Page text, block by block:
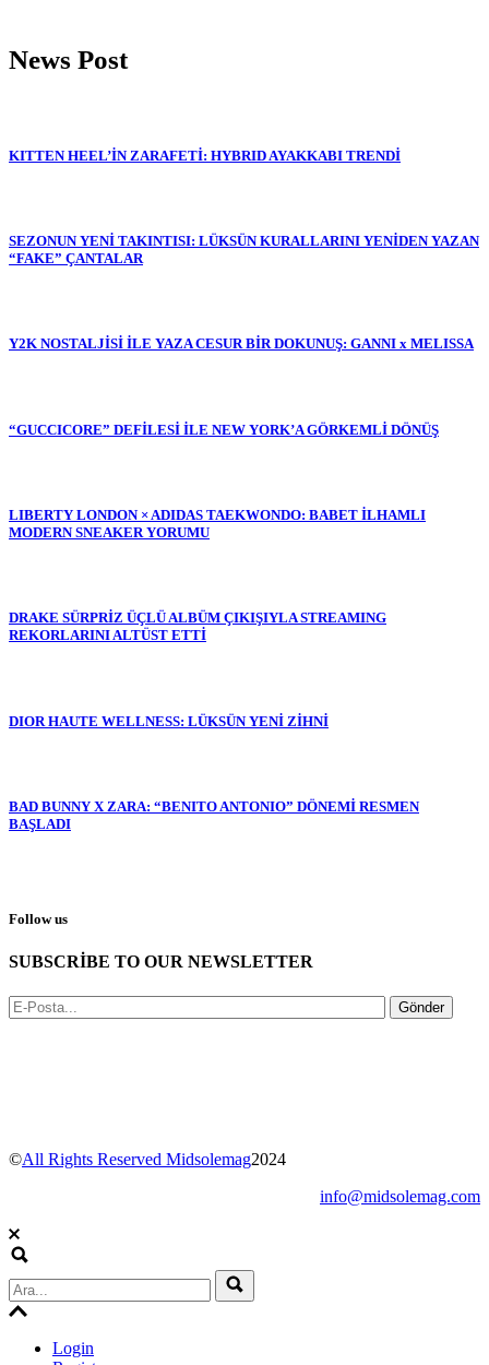
News Post
KITTEN HEEL’İN ZARAFETİ: HYBRID AYAKKABI TRENDİ
SEZONUN YENİ TAKINTISI: LÜKSÜN KURALLARINI YENİDEN YAZAN
“FAKE” ÇANTALAR
Y2K NOSTALJİSİ İLE YAZA CESUR BİR DOKUNUŞ: GANNI x MELISSA
“GUCCICORE” DEFİLESİ İLE NEW YORK’A GÖRKEMLİ DÖNÜŞ
LIBERTY LONDON × ADIDAS TAEKWONDO: BABET İLHAMLI
MODERN SNEAKER YORUMU
DRAKE SÜRPRİZ ÜÇLÜ ALBÜM ÇIKIŞIYLA STREAMING
REKORLARINI ALTÜST ETTİ
DIOR HAUTE WELLNESS: LÜKSÜN YENİ ZİHNİ
BAD BUNNY X ZARA: “BENITO ANTONIO” DÖNEMİ RESMEN
BAŞLADI
Follow us
SUBSCRİBE TO OUR NEWSLETTER
Gönder
©All Rights Reserved Midsolemag2024
info@midsolemag.com
Login